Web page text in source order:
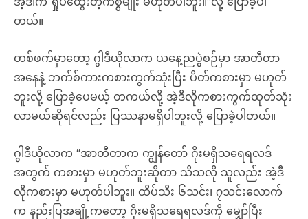
တယ်။
တစ်ဖက်မှာတော့ ဂွါဒီယိုလာက ယနေ့ညပွဲစဉ်မှာ အာတီတာ
အနေနဲ့ ဘက်စ်ကားကစားကွက်သုံးပြီး ပိတ်ကစားမှာ မဟုတ်
ဘူးလို့ ပြောခဲ့ပေမယ့် တကယ်လို့ အဲ့ဒီလိုကစားကွက်ထုတ်သုံး
လာမယ်ဆိုရင်လည်း ပြဿနာမရှိပါဘူးလို့ ပြောခဲ့ပါတယ်။
ဂွါဒီယိုလာက “အာတီတာက ကျွန်တော် ဂိုးမရှိသရေရလဒ်
အတွက် ကစားမှာ မဟုတ်ဘူးဆိုတာ သိသလို သူလည်း အဲ့ဒီ
လိုကစားမှာ မဟုတ်ပါဘူး။ ထိပ်သီး ၆သင်း၊ ၇သင်းလောက်
က နည်းပြအချို့ကတော့ ဂိုးမရှိသရေရလဒ်ကို မျှော်ပြီး